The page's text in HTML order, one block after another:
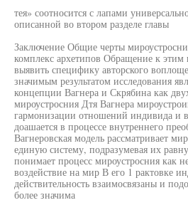
тея» соотносится с лапами
описанной во втором разделе главы
Заключение Общие черты
комплекс архетипов Обращение к этим
выявить специфику авторского
значимым результатом исследования
концепции Вагнера и Скрябина как
мироустросния Дтя Вагнера
гармонизации отношений индивида и
доашается в процессе внутреннего
Вагнеровская модель рассматривает
единую систему, подразумевая их
понимает процесс мироустросния как
воздействие на мир В его 1 рактовке
действительность взаимосвязаны и
более значима